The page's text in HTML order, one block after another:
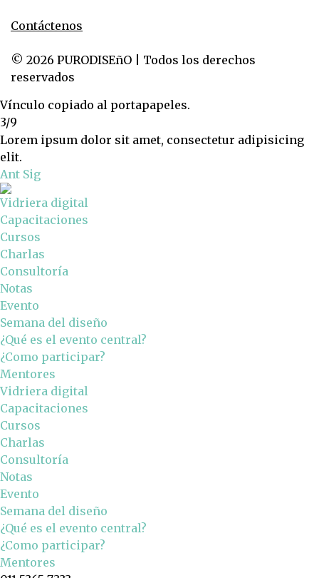
Contáctenos
© 2026 PURODISEñO | Todos los derechos
reservados
Vínculo copiado al portapapeles.
3/9
Lorem ipsum dolor sit amet, consectetur adipisicing
elit.
Ant Sig
Vidriera digital
Capacitaciones
Cursos
Charlas
Consultoría
Notas
Evento
Semana del diseño
¿Qué es el evento central?
¿Como participar?
Mentores
Vidriera digital
Capacitaciones
Cursos
Charlas
Consultoría
Notas
Evento
Semana del diseño
¿Qué es el evento central?
¿Como participar?
Mentores